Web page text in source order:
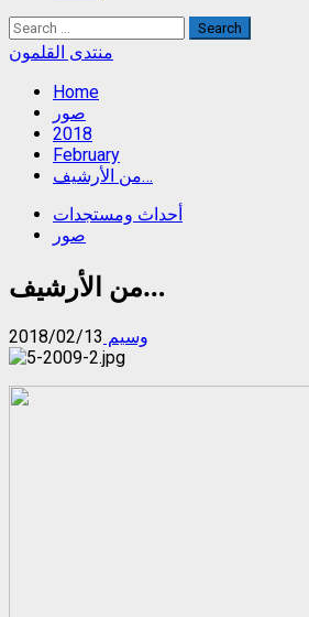
Search
for:
منتدى القلمون
Home
صور
2018
February
من الأرشيف…
أحداث ومستجدات
صور
من الأرشيف…
وسيم 2018/02/13